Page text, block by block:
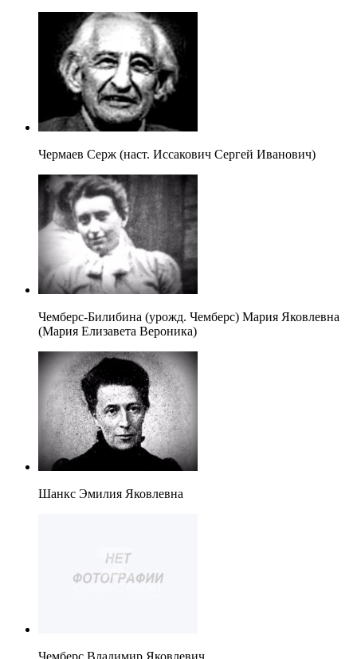
Чермаев Серж (наст. Иссакович Сергей Иванович)
Чемберс-Билибина (урожд. Чемберс) Мария Яковлевна
(Мария Елизавета Вероника)
Шанкс Эмилия Яковлевна